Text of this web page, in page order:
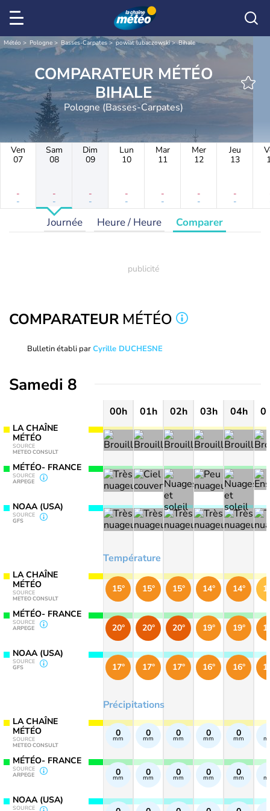
Météo Pologne Basses-Carpates powiat lubaczowski Bihale
COMPARATEUR MÉTÉO
BIHALE
Pologne (Basses-Carpates)
Ven
07
-
-
Sam
08
-
-
Dim
09
-
-
Lun
10
-
-
Mar
11
-
-
Mer
12
-
-
Jeu
13
-
-
Journée Heure / Heure Comparer
COMPARATEUR MÉTÉO
Bulletin établi parCyrille DUCHESNE
Samedi 8
LA CHAÎNE
MÉTÉO
SOURCE
METEO CONSULT
MÉTÉO- FRANCE
SOURCE
ARPEGE
NOAA (USA)
SOURCE
GFS
LA CHAÎNE
MÉTÉO
SOURCE
METEO CONSULT
MÉTÉO- FRANCE
SOURCE
ARPEGE
NOAA (USA)
SOURCE
GFS
LA CHAÎNE
MÉTÉO
SOURCE
METEO CONSULT
MÉTÉO- FRANCE
SOURCE
ARPEGE
NOAA (USA)
SOURCE
00h 01h 02h 03h 04h
Température
Précipitations
15°
20°
17°
0
mm
0
mm
15°
20°
17°
0
mm
0
mm
15°
20°
17°
0
mm
0
mm
14°
19°
16°
0
mm
0
mm
14°
19°
16°
0
mm
0
mm